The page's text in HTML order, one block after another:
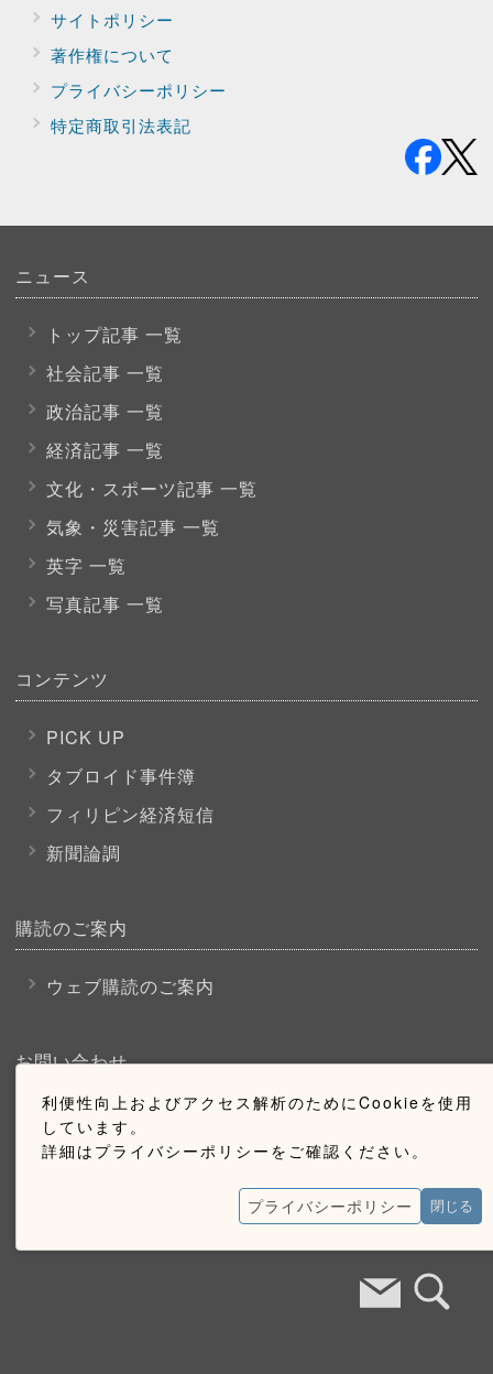
利便性向上およびアクセス解析のためにCookieを使用
しています。
詳細はプライバシーポリシーをご確認ください。
プライバシーポリシー 閉じる
サイトポリシー
著作権について
プライバシーポリシー
特定商取引法表記
ニュース
トップ記事 一覧
社会記事 一覧
政治記事 一覧
経済記事 一覧
文化・スポーツ記事 一覧
気象・災害記事 一覧
英字 一覧
写真記事 一覧
コンテンツ
PICK UP
タブロイド事件簿
フィリピン経済短信
新聞論調
購読のご案内
ウェブ購読のご案内
お問い合わせ
採用情報
お問い合わせ